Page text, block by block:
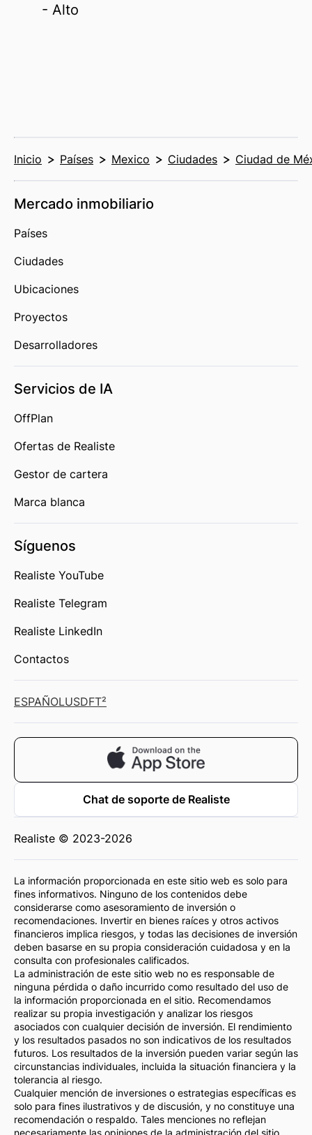
- Alto
Inicio Países Mexico Ciudades Ciudad de
Mercado inmobiliario
Países
Ciudades
Ubicaciones
Proyectos
Desarrolladores
Servicios de IA
OffPlan
Ofertas de Realiste
Gestor de cartera
Marca blanca
Síguenos
Realiste YouTube
Realiste Telegram
Realiste LinkedIn
Contactos
ESPAÑOLUSDFT²
Chat de soporte de Realiste
Realiste © 2023-2026
La información proporcionada en este sitio web es solo para
fines informativos. Ninguno de los contenidos debe
considerarse como asesoramiento de inversión o
recomendaciones. Invertir en bienes raíces y otros activos
financieros implica riesgos, y todas las decisiones de inversión
deben basarse en su propia consideración cuidadosa y en la
consulta con profesionales calificados.
La administración de este sitio web no es responsable de
ninguna pérdida o daño incurrido como resultado del uso de
la información proporcionada en el sitio. Recomendamos
realizar su propia investigación y analizar los riesgos
asociados con cualquier decisión de inversión. El rendimiento
y los resultados pasados no son indicativos de los resultados
futuros. Los resultados de la inversión pueden variar según las
circunstancias individuales, incluida la situación financiera y la
tolerancia al riesgo.
Cualquier mención de inversiones o estrategias específicas es
solo para fines ilustrativos y de discusión, y no constituye una
recomendación o respaldo. Tales menciones no reflejan
necesariamente las opiniones de la administración del sitio